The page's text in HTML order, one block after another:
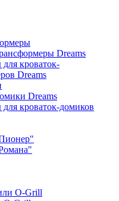
Dreams
кроваток-
Dreams
Dreams
для кроваток-домиков
O-Grill